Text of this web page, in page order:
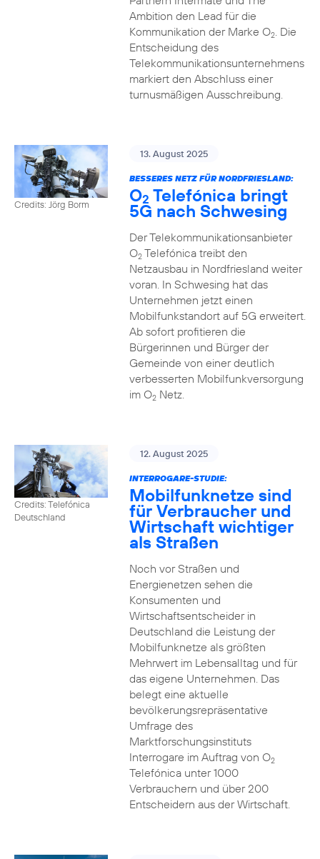
Ambition den Lead für die
Kommunikation der Marke O2. Die
Entscheidung des
Telekommunikationsunternehmens
markiert den Abschluss einer
turnusmäßigen Ausschreibung.
Credits: Jörg Borm
13. August 2025
BESSERES NETZ FÜR NORDFRIESLAND:
O2 Telefónica bringt
5G nach Schwesing
Der Telekommunikationsanbieter
O2Telefónica treibt den
Netzausbau in Nordfriesland weiter
voran. In Schwesing hat das
Unternehmen jetzt einen
Mobilfunkstandort auf 5G erweitert.
Ab sofort profitieren die
Bürgerinnen und Bürger der
Gemeinde von einer deutlich
verbesserten Mobilfunkversorgung
im O2Netz.
Credits: Telefónica
Deutschland
12. August 2025
INTERROGARE-STUDIE:
Mobilfunknetze sind
für Verbraucher und
Wirtschaft wichtiger
als Straßen
Noch vor Straßen und
Energienetzen sehen die
Konsumenten und
Wirtschaftsentscheider in
Deutschland die Leistung der
Mobilfunknetze als größten
Mehrwert im Lebensalltag und für
das eigene Unternehmen. Das
belegt eine aktuelle
bevölkerungsrepräsentative
Umfrage des
Marktforschungsinstituts
Interrogare im Auftrag von O2
Telefónica unter 1000
Verbrauchern und über 200
Entscheidern aus der Wirtschaft.